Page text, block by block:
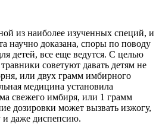
из наиболее изученных специй, и
научно доказана, споры по поводу
детей, все еще ведутся. С целью
советуют давать детям не
или двух грамм имбирного
медицина установила
свежего имбиря, или 1 грамм
дозировки может вызвать изжогу,
и даже диспепсию.